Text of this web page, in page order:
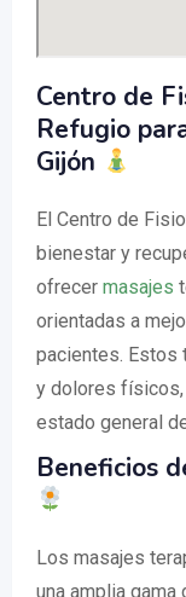
Centro de
Refugio
Gijón
El Centro de
bienestar y
ofrecer masajes
orientadas a
pacientes. Estos
y dolores físicos,
estado general
Beneficios
Los masajes
una amplia